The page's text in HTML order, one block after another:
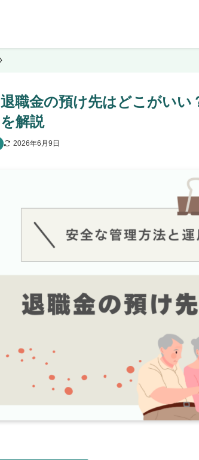
退職金の預け先はどこがいい
を解説
2026年6月9日